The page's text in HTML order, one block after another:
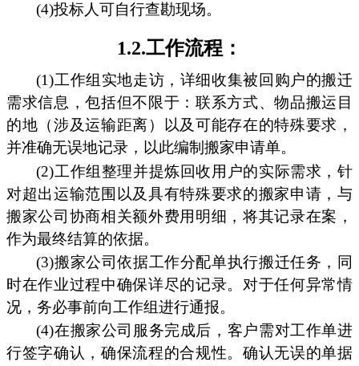
(4)投标人可自行查勘现场。
1.2.工作流程：
(1)工作组实地走访，详细收集被回购户的搬迁
需求信息，包括但不限于：联系方式、物品搬运目
的地（涉及运输距离）以及可能存在的特殊要求，
并准确无误地记录，以此编制搬家申请单。
(2)工作组整理并提炼回收用户的实际需求，针
对超出运输范围以及具有特殊要求的搬家申请，与
搬家公司协商相关额外费用明细，将其记录在案，
作为最终结算的依据。
(3)搬家公司依据工作分配单执行搬迁任务，同
时在作业过程中确保详尽的记录。对于任何异常情
况，务必事前向工作组进行通报。
(4)在搬家公司服务完成后，客户需对工作单进
行签字确认，确保流程的合规性。确认无误的单据